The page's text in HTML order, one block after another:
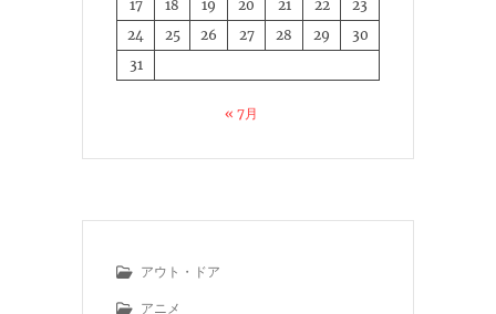
17
18 19 20 21 22
23
24
25 26 27 28 29
30
31
« 7月
アウト・ドア
アニメ